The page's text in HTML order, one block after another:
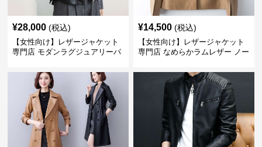
¥28,000 (税込)
【女性向け】レザージャケット
専門店 モダンラグジュアリーパ
¥14,500 (税込)
【女性向け】レザージャケット
専門店 なめらかラムレザー ノー